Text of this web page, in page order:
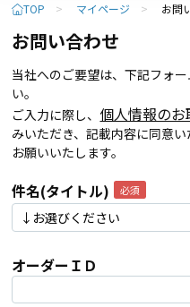
TOP > マイページ > お問
お問い合わせ
当社へのご要望は、下記フォ
い。
ご入力に際し、 個人情報の
みいただき、記載内容に同意
お願いいたします。
件名(タイトル)
オーダーＩＤ